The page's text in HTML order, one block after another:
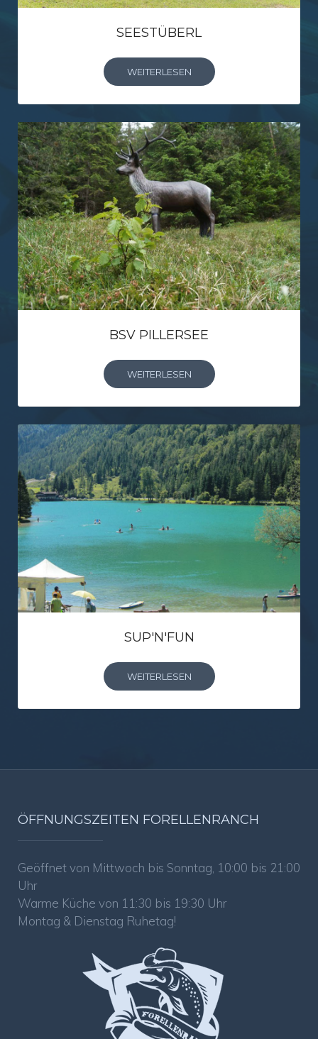
SEESTÜBERL
WEITERLESEN
BSV PILLERSEE
WEITERLESEN
SUP'N'FUN
WEITERLESEN
ÖFFNUNGSZEITEN FORELLENRANCH
Geöffnet von Mittwoch bis Sonntag, 10:00 bis 21:00
Uhr
Warme Küche von 11:30 bis 19:30 Uhr
Montag & Dienstag Ruhetag!